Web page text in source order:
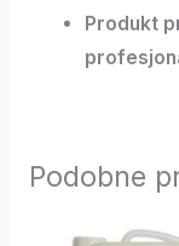
Produkt
Podobne